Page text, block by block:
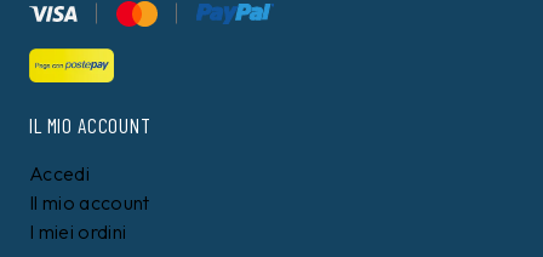
IL MIO ACCOUNT
Accedi
Il mio account
I miei ordini